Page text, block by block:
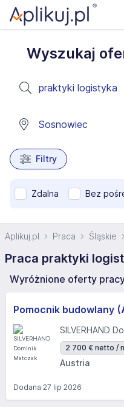
Wyszukaj
Filtry
Zdalna Bez
Aplikuj.pl Praca Śląskie
Praca praktyki
Wyróżnione oferty
SILVERHAND
2 700 € netto /
Austria
Dodana 27 lip 2026